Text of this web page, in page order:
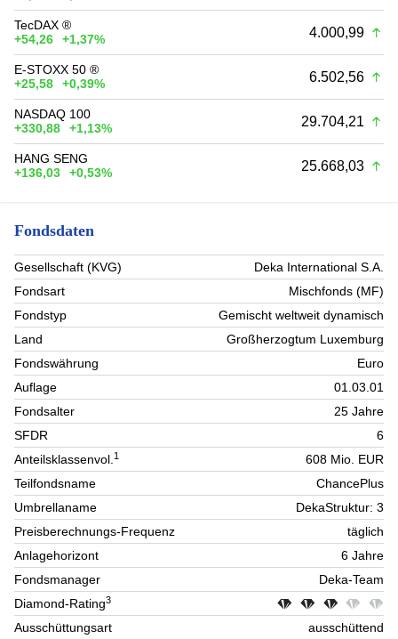
TecDAX ®
+54,26
+1,37% 4.000,99
E-STOXX 50 ®
+25,58
+0,39% 6.502,56
NASDAQ 100
+330,88
+1,13% 29.704,21
HANG SENG
+136,03
+0,53% 25.668,03
Fondsdaten
Gesellschaft (KVG)
Deka International S.A.
Fondsart
Mischfonds (MF)
Fondstyp
Gemischt weltweit dynamisch
Land
Großherzogtum Luxemburg
Fondswährung
Euro
Auflage
01.03.01
Fondsalter
25 Jahre
SFDR
6
Anteilsklassenvol.1
608 Mio. EUR
Teilfondsname
ChancePlus
Umbrellaname
DekaStruktur: 3
Preisberechnungs-Frequenz
täglich
Anlagehorizont
6 Jahre
Fondsmanager
Deka-Team
Diamond-Rating3
Ausschüttungsart ausschüttend